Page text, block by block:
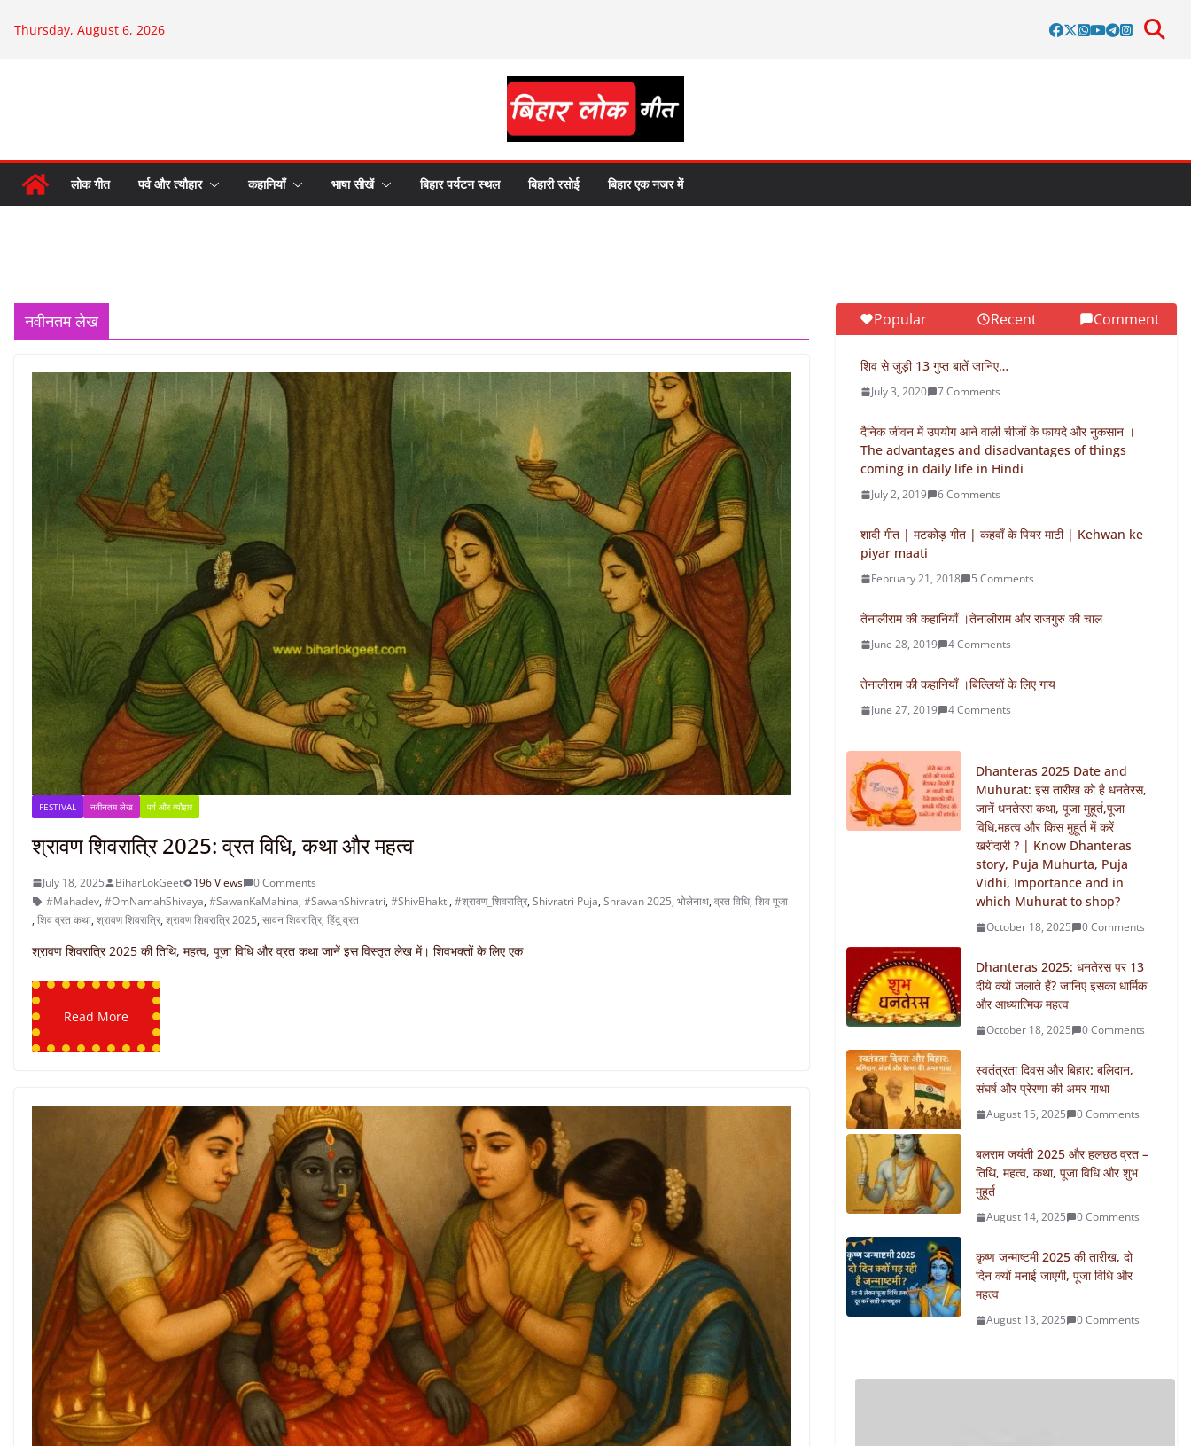
Thursday, August 6, 2026
लोक गीत पर्व और त्यौहार कहानियाँ भाषा सीखें बिहार पर्यटन स्थल बिहारी रसोई बिहार एक नजर में
नवीनतम लेख
FESTIVAL नवीनतम लेख पर्व और त्यौहार
श्रावण शिवरात्रि 2025: व्रत विधि, कथा और महत्व
July 18, 2025 BiharLokGeet 196 Views
0 Comments
#Mahadev,#OmNamahShivaya,#SawanKaMahina,#SawanShivratri,#ShivBhakti,#श्रावण_शिवरात्रि,Shivratri Puja,Shravan 2025,भोलेनाथ,व्रत विधि,शिव पूजा
,शिव व्रत कथा,श्रावण शिवरात्रि,श्रावण शिवरात्रि 2025,सावन शिवरात्रि,हिंदू व्रत
श्रावण शिवरात्रि 2025 की तिथि, महत्व, पूजा विधि और व्रत कथा जानें इस विस्तृत लेख में। शिवभक्तों के लिए एक
Read More
Popular Recent Comment
शिव से जुड़ी 13 गुप्त बातें जानिए…
July 3, 2020 7 Comments
दैनिक जीवन में उपयोग आने वाली चीजों के फायदे और नुकसान ।
The advantages and disadvantages of things
coming in daily life in Hindi
July 2, 2019 6 Comments
शादी गीत | मटकोड़ गीत | कहवाँ के पियर माटी | Kehwan ke
piyar maati
February 21, 2018 5 Comments
तेनालीराम की कहानियाँ ।तेनालीराम और राजगुरु की चाल
June 28, 2019 4 Comments
तेनालीराम की कहानियाँ ।बिल्लियों के लिए गाय
June 27, 2019 4 Comments
Dhanteras 2025 Date and
Muhurat: इस तारीख को है धनतेरस,
जानें धनतेरस कथा, पूजा मुहूर्त,पूजा
विधि,महत्व और किस मुहूर्त में करें
खरीदारी ? | Know Dhanteras
story, Puja Muhurta, Puja
Vidhi, Importance and in
which Muhurat to shop?
October 18, 2025 0 Comments
Dhanteras 2025: धनतेरस पर 13
दीये क्यों जलाते हैं? जानिए इसका धार्मिक
और आध्यात्मिक महत्व
October 18, 2025 0 Comments
स्वतंत्रता दिवस और बिहार: बलिदान,
संघर्ष और प्रेरणा की अमर गाथा
August 15, 2025 0 Comments
बलराम जयंती 2025 और हलछठ व्रत –
तिथि, महत्व, कथा, पूजा विधि और शुभ
मुहूर्त
August 14, 2025 0 Comments
कृष्ण जन्माष्टमी 2025 की तारीख, दो
दिन क्यों मनाई जाएगी, पूजा विधि और
महत्व
August 13, 2025 0 Comments